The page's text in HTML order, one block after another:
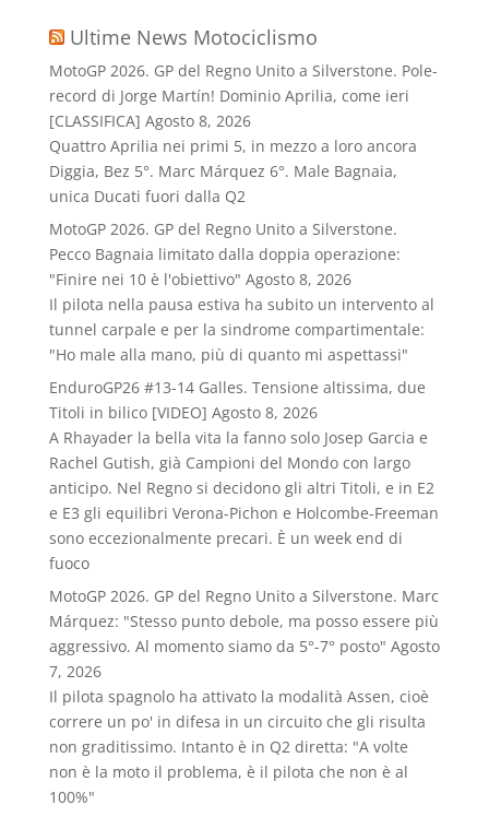
Ultime News Motociclismo
MotoGP 2026. GP del Regno Unito a Silverstone. Pole-
record di Jorge Martín! Dominio Aprilia, come ieri
[CLASSIFICA] Agosto 8, 2026
Quattro Aprilia nei primi 5, in mezzo a loro ancora
Diggia, Bez 5°. Marc Márquez 6°. Male Bagnaia,
unica Ducati fuori dalla Q2
MotoGP 2026. GP del Regno Unito a Silverstone.
Pecco Bagnaia limitato dalla doppia operazione:
"Finire nei 10 è l'obiettivo" Agosto 8, 2026
Il pilota nella pausa estiva ha subito un intervento al
tunnel carpale e per la sindrome compartimentale:
"Ho male alla mano, più di quanto mi aspettassi"
EnduroGP26 #13-14 Galles. Tensione altissima, due
Titoli in bilico [VIDEO] Agosto 8, 2026
A Rhayader la bella vita la fanno solo Josep Garcia e
Rachel Gutish, già Campioni del Mondo con largo
anticipo. Nel Regno si decidono gli altri Titoli, e in E2
e E3 gli equilibri Verona-Pichon e Holcombe-Freeman
sono eccezionalmente precari. È un week end di
fuoco
MotoGP 2026. GP del Regno Unito a Silverstone. Marc
Márquez: "Stesso punto debole, ma posso essere più
aggressivo. Al momento siamo da 5°-7° posto" Agosto
7, 2026
Il pilota spagnolo ha attivato la modalità Assen, cioè
correre un po' in difesa in un circuito che gli risulta
non graditissimo. Intanto è in Q2 diretta: "A volte
non è la moto il problema, è il pilota che non è al
100%"